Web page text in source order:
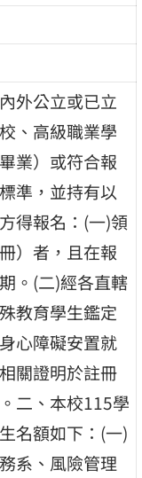
外公立或已立
、高級職業學
業）或符合報
準，並持有以
得報名：(一)領
）者，且在報
。(二)經各直轄
教育學生鑑定
心障礙安置就
關證明於註冊
二、本校115學
名額如下：(一)
系、風險管理